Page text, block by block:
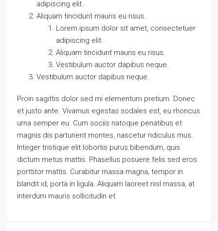
adipiscing elit.
Aliquam tincidunt mauris eu risus.
Lorem ipsum dolor sit amet, consectetuer
adipiscing elit.
Aliquam tincidunt mauris eu risus.
Vestibulum auctor dapibus neque.
Vestibulum auctor dapibus neque.
Proin sagittis dolor sed mi elementum pretium. Donec
et justo ante. Vivamus egestas sodales est, eu rhoncus
urna semper eu. Cum sociis natoque penatibus et
magnis dis parturient montes, nascetur ridiculus mus.
Integer tristique elit lobortis purus bibendum, quis
dictum metus mattis. Phasellus posuere felis sed eros
porttitor mattis. Curabitur massa magna, tempor in
blandit id, porta in ligula. Aliquam laoreet nisl massa, at
interdum mauris sollicitudin et.